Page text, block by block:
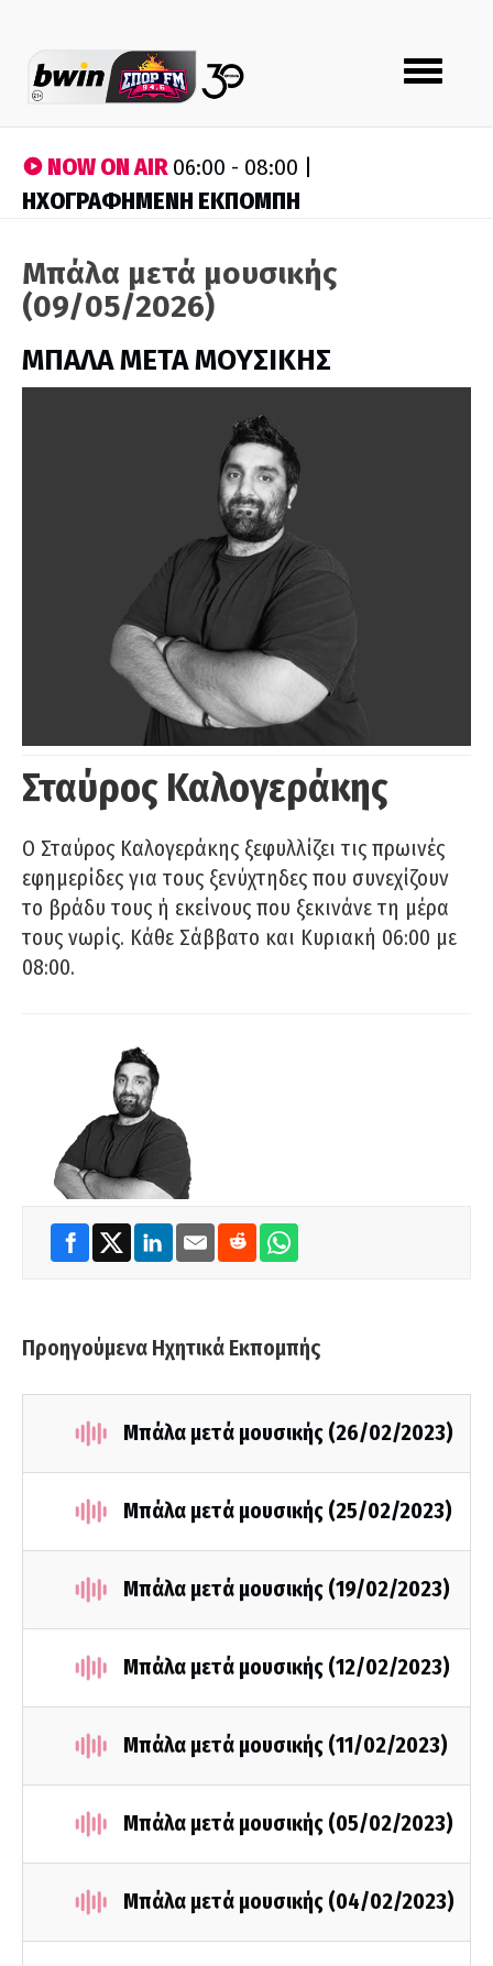
Toggle
navigation
NOW ON AIR06:00 - 08:00 |
ΗΧΟΓΡΑΦΗΜΕΝΗ ΕΚΠΟΜΠΗ
Μπάλα μετά μουσικής
(09/05/2026)
ΜΠΑΛΑ ΜΕΤΑ ΜΟΥΣΙΚΗΣ
Σταύρος Καλογεράκης
Ο Σταύρος Καλογεράκης ξεφυλλίζει τις πρωινές
εφημερίδες για τους ξενύχτηδες που συνεχίζουν
το βράδυ τους ή εκείνους που ξεκινάνε τη μέρα
τους νωρίς. Κάθε Σάββατο και Κυριακή 06:00 με
08:00.
Προηγούμενα Ηχητικά Εκπομπής
Μπάλα μετά μουσικής (26/02/2023)
Μπάλα μετά μουσικής (25/02/2023)
Μπάλα μετά μουσικής (19/02/2023)
Μπάλα μετά μουσικής (12/02/2023)
Μπάλα μετά μουσικής (11/02/2023)
Μπάλα μετά μουσικής (05/02/2023)
Μπάλα μετά μουσικής (04/02/2023)